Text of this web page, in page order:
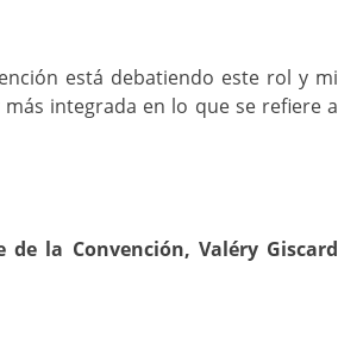
está debatiendo este rol y mi
integrada en lo que se refiere a
la Convención, Valéry Giscard